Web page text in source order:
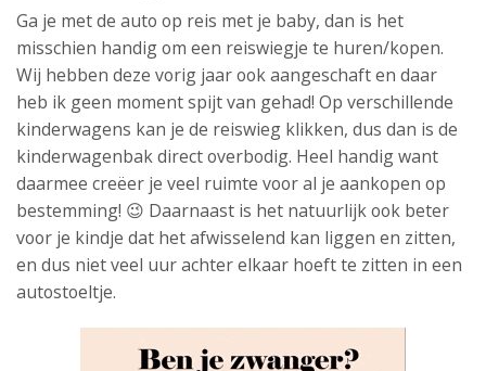
Ga je met de auto op reis met je baby, dan is het
misschien handig om een reiswiegje te huren/kopen.
Wij hebben deze vorig jaar ook aangeschaft en daar
heb ik geen moment spijt van gehad! Op verschillende
kinderwagens kan je de reiswieg klikken, dus dan is de
kinderwagenbak direct overbodig. Heel handig want
daarmee creëer je veel ruimte voor al je aankopen op
bestemming! 😉 Daarnaast is het natuurlijk ook beter
voor je kindje dat het afwisselend kan liggen en zitten,
en dus niet veel uur achter elkaar hoeft te zitten in een
autostoeltje.